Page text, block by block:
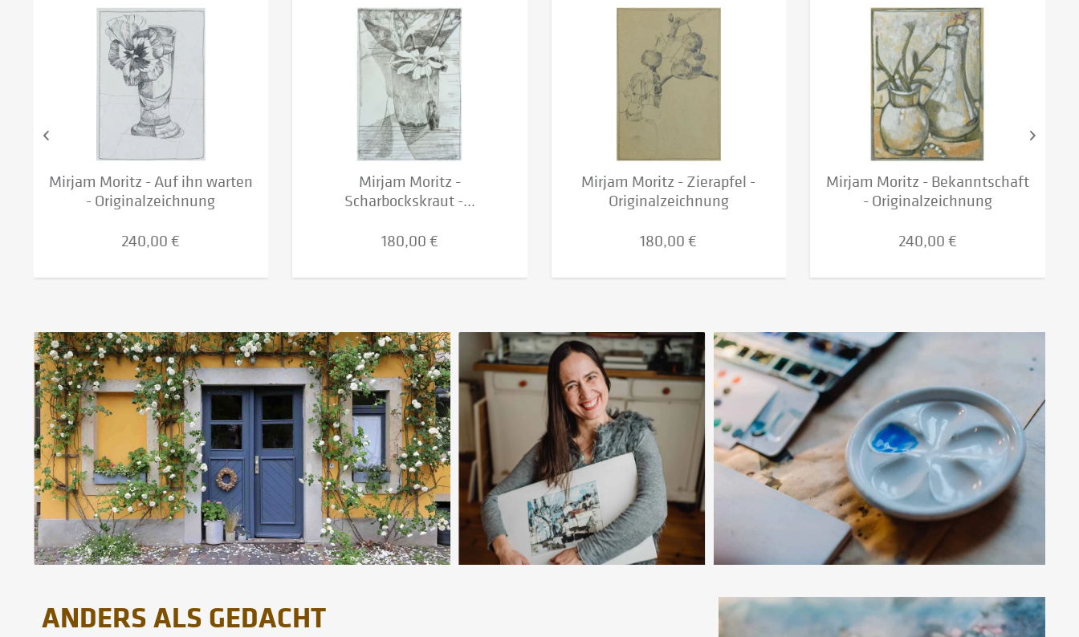
Mirjam Moritz - Auf ihn warten
- Originalzeichnung
240,00 €
Mirjam Moritz -
Scharbockskraut -...
180,00 €
Mirjam Moritz - Zierapfel -
Originalzeichnung
180,00 €
Mirjam Moritz - Bekanntschaft
- Originalzeichnung
240,00 €
ANDERS ALS GEDACHT